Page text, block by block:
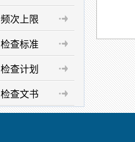
频次上限
检查标准
检查计划
检查文书